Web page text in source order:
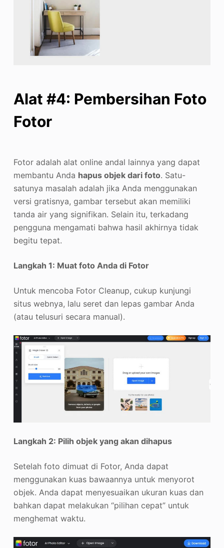
Alat #4: Pembersihan Foto
Fotor
Fotor adalah alat online andal lainnya yang dapat
membantu Anda hapus objek dari foto. Satu-
satunya masalah adalah jika Anda menggunakan
versi gratisnya, gambar tersebut akan memiliki
tanda air yang signifikan. Selain itu, terkadang
pengguna mengamati bahwa hasil akhirnya tidak
begitu tepat.
Langkah 1: Muat foto Anda di Fotor
Untuk mencoba Fotor Cleanup, cukup kunjungi
situs webnya, lalu seret dan lepas gambar Anda
(atau telusuri secara manual).
Langkah 2: Pilih objek yang akan dihapus
Setelah foto dimuat di Fotor, Anda dapat
menggunakan kuas bawaannya untuk menyorot
objek. Anda dapat menyesuaikan ukuran kuas dan
bahkan dapat melakukan “pilihan cepat” untuk
menghemat waktu.